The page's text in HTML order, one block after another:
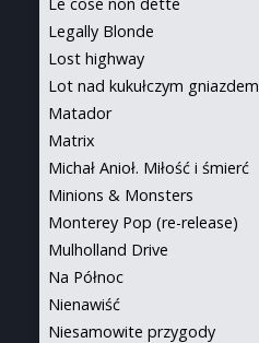
Legally Blonde
Lost highway
Lot nad kukułczym gniazdem
Matador
Matrix
Michał Anioł. Miłość i śmierć
Minions & Monsters
Monterey Pop (re-release)
Mulholland Drive
Na Północ
Nienawiść
Niesamowite przygody